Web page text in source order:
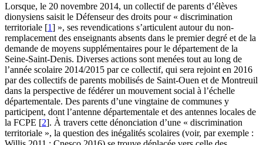
Lorsque, le 20 novembre 2014, un collectif de parents d’élèves
dionysiens saisit le Défenseur des droits pour « discrimination
territoriale [1] », ses revendications s’articulent autour du non-
remplacement des enseignants absents dans le premier degré et de la
demande de moyens supplémentaires pour le département de la
Seine-Saint-Denis. Diverses actions sont menées tout au long de
l’année scolaire 2014/2015 par ce collectif, qui sera rejoint en 2016
par des collectifs de parents mobilisés de Saint-Ouen et de Montreuil
dans la perspective de fédérer un mouvement social à l’échelle
départementale. Des parents d’une vingtaine de communes y
participent, dont l’antenne départementale et des antennes locales de
la FCPE [2]. À travers cette dénonciation d’une « discrimination
territoriale », la question des inégalités scolaires (voir, par exemple :